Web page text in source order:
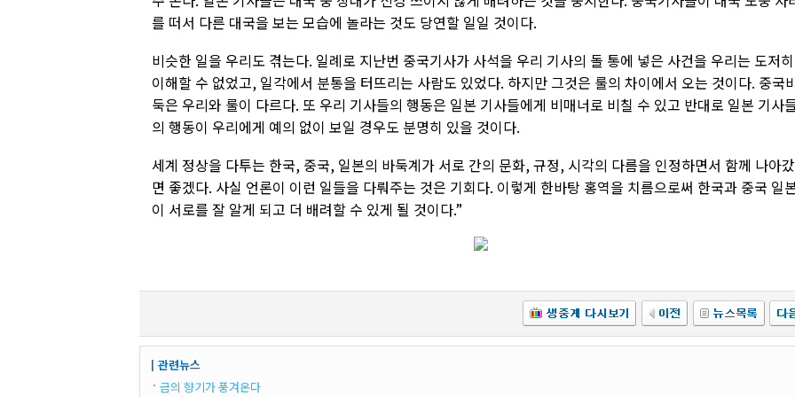
를 떠서 다른 대국을 보는 모습에 놀라는 것도 당연할 일일 것이다.
비슷한 일을 우리도 겪는다. 일례로 지난번 중국기사가 사석을 우리 기사의 돌 통에 넣은 사건을 우리는 도저히
이해할 수 없었고, 일각에서 분통을 터뜨리는 사람도 있었다. 하지만 그것은 룰의 차이에서 오는 것이다. 중국
둑은 우리와 룰이 다르다. 또 우리 기사들의 행동은 일본 기사들에게 비매너로 비칠 수 있고 반대로 일본 기사
의 행동이 우리에게 예의 없이 보일 경우도 분명히 있을 것이다.
세계 정상을 다투는 한국, 중국, 일본의 바둑계가 서로 간의 문화, 규정, 시각의 다름을 인정하면서 함께 나아
면 좋겠다. 사실 언론이 이런 일들을 다뤄주는 것은 기회다. 이렇게 한바탕 홍역을 치름으로써 한국과 중국 일
이 서로를 잘 알게 되고 더 배려할 수 있게 될 것이다.”
┃관련뉴스
금의 향기가 풍겨온다